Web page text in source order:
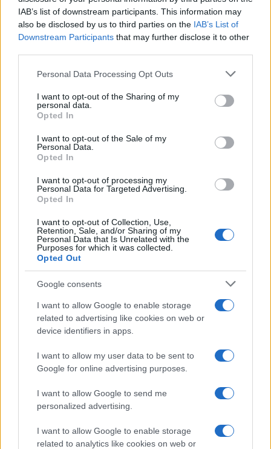
IAB’s list of downstream participants. This information may
also be disclosed by us to third parties on the IAB’s List of
Downstream Participants that may further disclose it to other
Please note that this website/app uses one or more Google
not limited to your visit or usage behaviour. You may click to
grant or deny consent to Google and its third-party tags to
use your data for below specified purposes in below Google
consent section.
Personal Data Processing Opt Outs
I want to opt-out of the Sharing of my
personal data.
Opted In
I want to opt-out of the Sale of my
Personal Data.
Opted In
I want to opt-out of processing my
Personal Data for Targeted Advertising.
Opted In
I want to opt-out of Collection, Use,
Retention, Sale, and/or Sharing of my
Personal Data that Is Unrelated with the
Purposes for which it was collected.
Opted Out
Google consents
I want to allow Google to enable storage
related to advertising like cookies on web or
device identifiers in apps.
I want to allow my user data to be sent to
Google for online advertising purposes.
I want to allow Google to send me
personalized advertising.
I want to allow Google to enable storage
related to analytics like cookies on web or
CRONACA
Indagine su TikTok, Ecco tutti i
parametri su cui l’Europa vuole
19 Febbraio 2024 - 13:08Davide Sperati
Ogni tanto una buona notizia, è notizia di pochi
minuti fa che la Commissione Europea ha avviato
un’indagine su TikTok. Oggi la Commissione
Leggi l’articolo →